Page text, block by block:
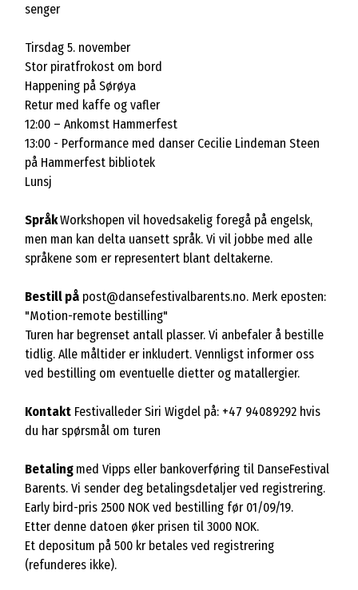
senger
Tirsdag 5. november
Stor piratfrokost om bord
Happening på Sørøya
Retur med kaffe og vafler
12:00 – Ankomst Hammerfest
13:00 - Performance med danser Cecilie Lindeman Steen
på Hammerfest bibliotek
Lunsj
SpråkWorkshopen vil hovedsakelig foregå på engelsk,
men man kan delta uansett språk. Vi vil jobbe med alle
språkene som er representert blant deltakerne.
Bestill på post@dansefestivalbarents.no. Merk eposten:
"Motion-remote bestilling"
Turen har begrenset antall plasser. Vi anbefaler å bestille
tidlig. Alle måltider er inkludert. Vennligst informer oss
ved bestilling om eventuelle dietter og matallergier.
Kontakt Festivalleder Siri Wigdel på: +47 94089292 hvis
du har spørsmål om turen
Betaling med Vipps eller bankoverføring til DanseFestival
Barents. Vi sender deg betalingsdetaljer ved registrering.
Early bird-pris 2500 NOK ved bestilling før 01/09/19.
Etter denne datoen øker prisen til 3000 NOK.
Et depositum på 500 kr betales ved registrering
(refunderes ikke).